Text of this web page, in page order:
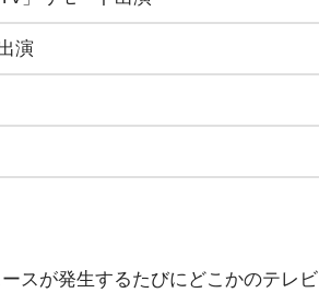
演
スが発生するたびにどこかのテレビ